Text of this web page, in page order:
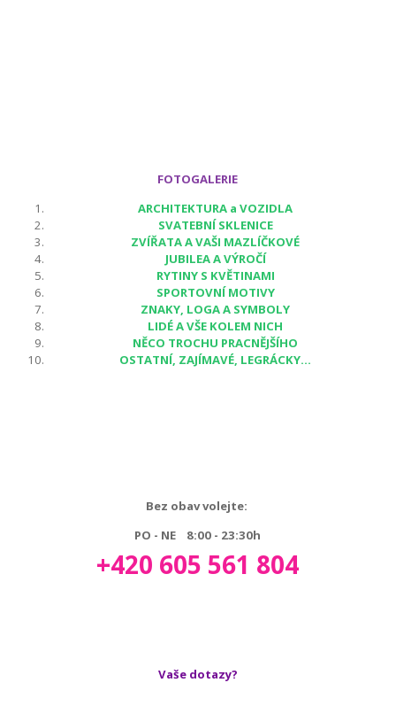
FOTOGALERIE
ARCHITEKTURA a VOZIDLA
SVATEBNÍ SKLENICE
ZVÍŘATA A VAŠI MAZLÍČKOVÉ
JUBILEA A VÝROČÍ
RYTINY S KVĚTINAMI
SPORTOVNÍ MOTIVY
ZNAKY, LOGA A SYMBOLY
LIDÉ A VŠE KOLEM NICH
NĚCO TROCHU PRACNĚJŠÍHO
OSTATNÍ, ZAJÍMAVÉ, LEGRÁCKY...
Bez obav volejte:
PO - NE 8:00 - 23:30h
+420 605 561 804
Vaše dotazy?